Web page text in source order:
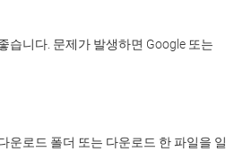
운로드 폴더 또는 다운로드 한 파일을 일